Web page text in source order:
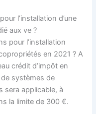
l’installation d’une
aux ve ?
pour l’installation
en 2021 ? A
crédit d’impôt en
de systèmes de
sera applicable, à
la limite de 300 €.